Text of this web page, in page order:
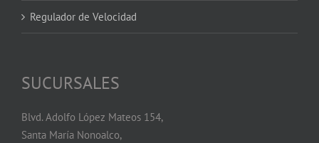
Regulador de Velocidad
SUCURSALES
Blvd. Adolfo López Mateos 154,
Santa María Nonoalco,